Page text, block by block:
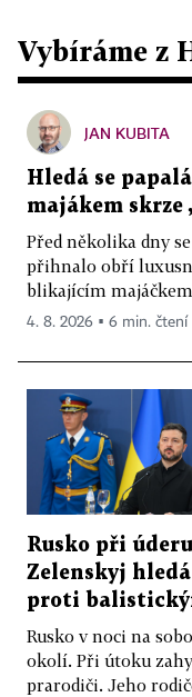
Vybíráme z
JAN KUBITA
Hledá se
majákem skrze
Před několika dny
přihnalo obří
blikajícím
4. 8. 2026 ▪ 6 min. čtení
Rusko při
Zelenskyj
proti
Rusko v noci na
okolí. Při útoku
prarodiči. Jeho